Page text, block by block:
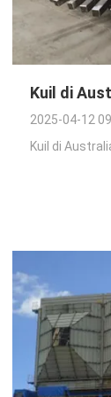
Kuil di
2025-04-12
Kuil di